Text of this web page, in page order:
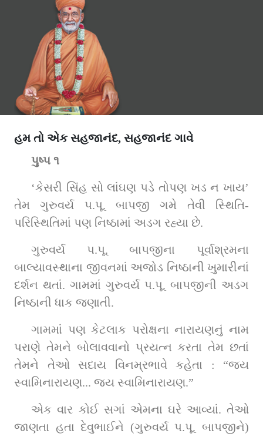
હમ તો એક સહજાનંદ, સહજાનંદ ગાવે
પુષ્પ ૧
‘કેસરી સિંહ સો લાંઘણ પડે તોપણ ખડ ન ખાય’
તેમ ગુરુવર્ય પ.પૂ. બાપજી ગમે તેવી સ્થિતિ-
પરિસ્થિતિમાં પણ નિષ્ઠામાં અડગ રહ્યા છે.
ગુરુવર્ય પ.પૂ. બાપજીના પૂર્વાશ્રમના
બાલ્યાવસ્થાના જીવનમાં અજોડ નિષ્ઠાની ખુમારીનાં
દર્શન થતાં. ગામમાં ગુરુવર્ય પ.પૂ. બાપજીની અડગ
નિષ્ઠાની ધાક જણાતી.
ગામમાં પણ કેટલાક પરોક્ષના નારાયણનું નામ
પરાણે તેમને બોલાવવાનો પ્રયત્ન કરતા તેમ છતાં
તેમને તેઓ સદાય વિનમ્રભાવે કહેતા : “જય
સ્વામિનારાયણ... જય સ્વામિનારાયણ.”
એક વાર કોઈ સગાં એમના ઘરે આવ્યાં. તેઓ
જાણતા હતા દેવુભાઈને (ગુરુવર્ય પ.પૂ. બાપજીને)